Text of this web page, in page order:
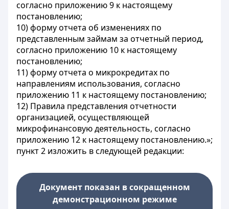
согласно приложению 9 к настоящему
постановлению;
10) форму отчета об изменениях по
представленным займам за отчетный период,
согласно приложению 10 к настоящему
постановлению;
11) форму отчета о микрокредитах по
направлениям использования, согласно
приложению 11 к настоящему постановлению;
12) Правила представления отчетности
организацией, осуществляющей
микрофинансовую деятельность, согласно
приложению 12 к настоящему постановлению.»;
пункт 2 изложить в следующей редакции:
Документ показан в сокращенном
демонстрационном режиме